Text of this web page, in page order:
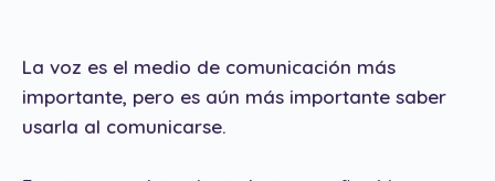
La voz es el medio de comunicación más
importante, pero es aún más importante saber
usarla al comunicarse.